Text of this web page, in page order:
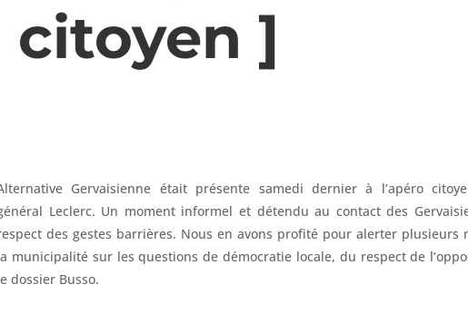
citoyen ]
Gervaisienne était présente samedi dernier à l’apéro
Leclerc. Un moment informel et détendu au contact des
des gestes barrières. Nous en avons profité pour alerter plusieurs
municipalité sur les questions de démocratie locale, du respect de
dossier Busso.